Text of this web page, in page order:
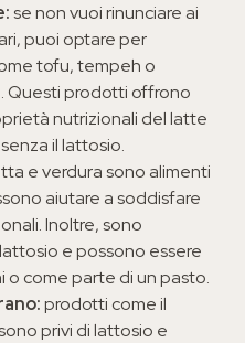
se non vuoi rinunciare ai
puoi optare per
tofu, tempeh o
Questi prodotti offrono
nutrizionali del latte
il lattosio.
e verdura sono alimenti
aiutare a soddisfare
Inoltre, sono
e possono essere
o come parte di un pasto.
prodotti come il
privi di lattosio e